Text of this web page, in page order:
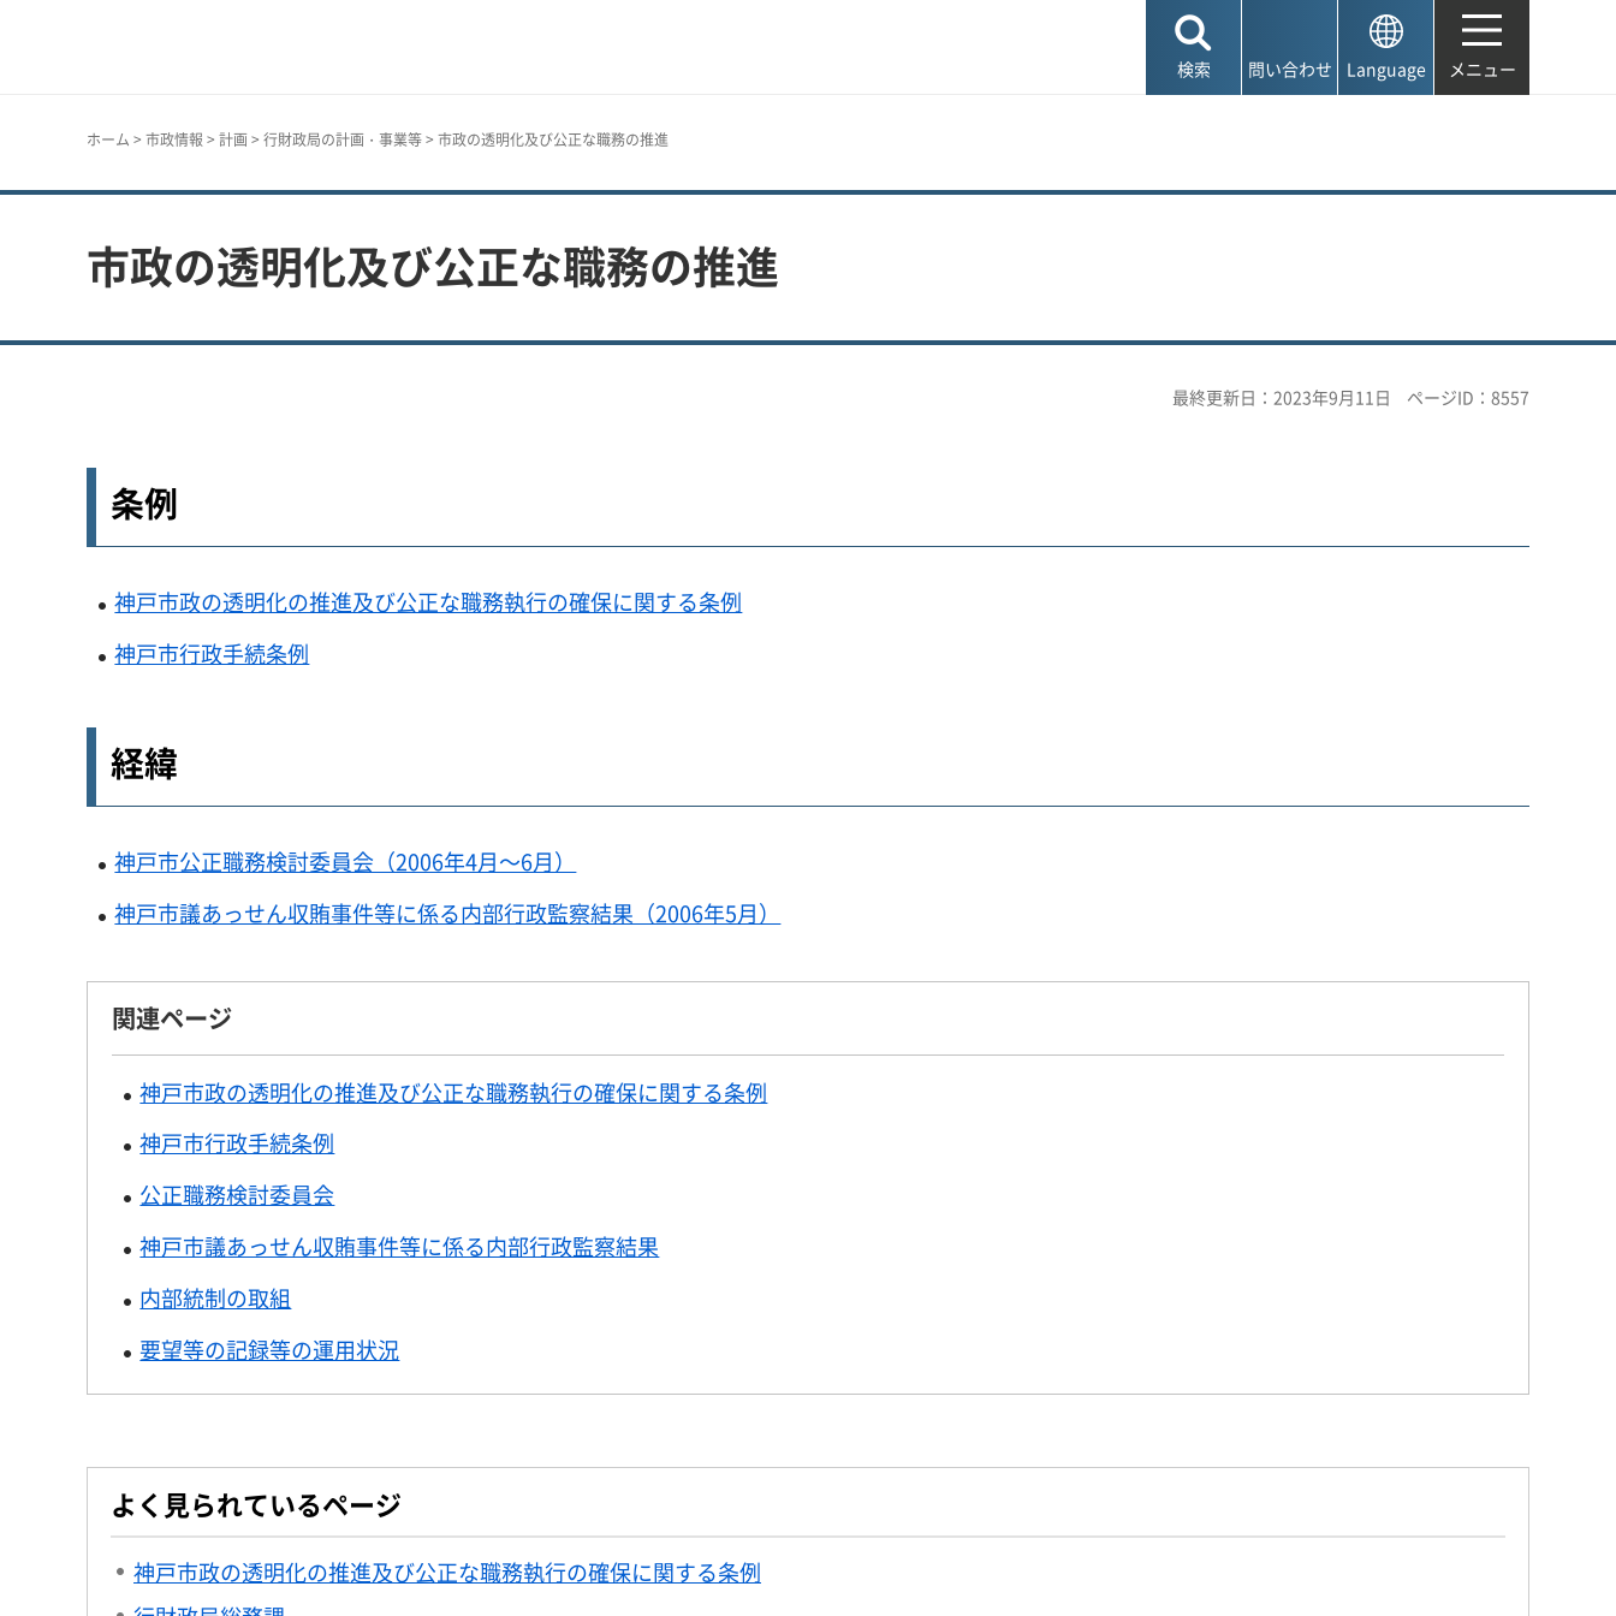
検索 問い合わせ Language メニュー
ホーム > 市政情報 > 計画> 行財政局の計画・事業等> 市政の透明化及び公正な職務の推進
市政の透明化及び公正な職務の推進
最終更新日：2023年9月11日 ページID：8557
条例
神戸市政の透明化の推進及び公正な職務執行の確保に関する条例
神戸市行政手続条例
経緯
神戸市公正職務検討委員会（2006年4月～6月）
神戸市議あっせん収賄事件等に係る内部行政監察結果（2006年5月）
関連ページ
神戸市政の透明化の推進及び公正な職務執行の確保に関する条例
神戸市行政手続条例
公正職務検討委員会
神戸市議あっせん収賄事件等に係る内部行政監察結果
内部統制の取組
要望等の記録等の運用状況
よく見られているページ
神戸市政の透明化の推進及び公正な職務執行の確保に関する条例